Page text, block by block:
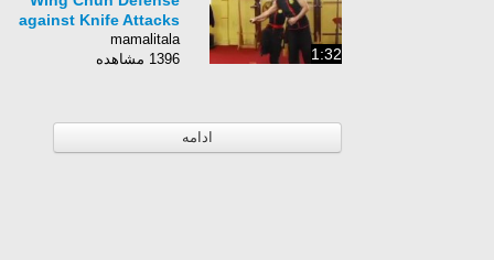
1:32
against Knife Attacks
mamalitala
1396 مشاهده
ادامه